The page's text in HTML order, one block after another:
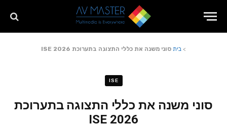
> בית סוני משנה את כללי התצוגה בתערוכת ISE 2026
ISE
סוני משנה את כללי התצוגה בתערוכת
ISE 2026